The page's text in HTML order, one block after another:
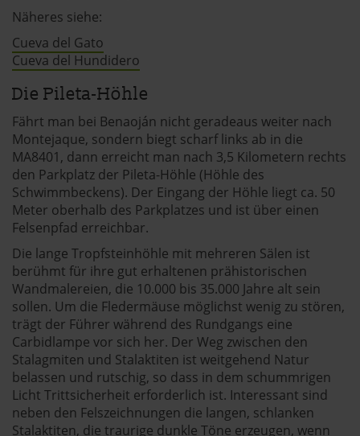
verbessern und wirtschaftlich zu betreiben. Du kannst in
den Einsatz der nicht notwendigen Cookies mit dem Klick
auf die Schaltfläche »Akzeptieren« einwilligen oder dich
Einwilligung umfasst alle vorausgewählten, bzw. von dir
ausgewählten Cookies. Du kannst diese Einstellungen
jederzeit aufrufen und Cookies auch nachträglich
jederzeit abwählen. Weitere Hinweise zu den
verwendeten Verfahren und Begrifflichkeiten (z.B.
»Cookies«, »Marketing« und »Statistik«) erhältst du in
der Datenschutzerklärung.
Datenschutzerklärung|Impressum
Näheres siehe:
Cueva del Gato
Cueva del Hundidero
Die Pileta-Höhle
Fährt man bei Benaoján nicht geradeaus weiter nach
Montejaque, sondern biegt scharf links ab in die
MA8401, dann erreicht man nach 3,5 Kilometern rechts
den Parkplatz der Pileta-Höhle (Höhle des
Schwimmbeckens). Der Eingang der Höhle liegt ca. 50
Meter oberhalb des Parkplatzes und ist über einen
Felsenpfad erreichbar.
Die lange Tropfsteinhöhle mit mehreren Sälen ist
berühmt für ihre gut erhaltenen prähistorischen
Wandmalereien, die 10.000 bis 35.000 Jahre alt sein
sollen. Um die Fledermäuse möglichst wenig zu stören,
trägt der Führer während des Rundgangs eine
Carbidlampe vor sich her. Der Weg zwischen den
Stalagmiten und Stalaktiten ist weitgehend Natur
belassen und rutschig, so dass in dem schummrigen
Licht Trittsicherheit erforderlich ist. Interessant sind
neben den Felszeichnungen die langen, schlanken
Stalaktiten, die traurige dunkle Töne erzeugen, wenn